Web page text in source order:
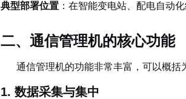
典型部署位置 ：在智能变电站、配电自动
二、 通信管理机的核心功能
通信管理机的功能非常丰富，可以概括
1. 数据采集与集中